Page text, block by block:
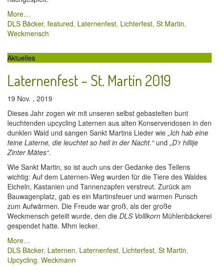
More…
DLS Bäcker, featured, Laternenfest, Lichterfest, St Martin,
Weckmensch
Aktuelles
Laternenfest – St. Martin 2019
19 Nov. , 2019
Dieses Jahr zogen wir mit unseren selbst gebastelten bunt
leuchtenden upcycling Laternen aus alten Konservendosen in den
dunklen Wald und sangen Sankt Martins Lieder wie „Ich hab eine
feine Laterne, die leuchtet so hell in der Nacht.“und „D’r hillije
Zinter Mätes“.
Wie Sankt Martin, so ist auch uns der Gedanke des Teilens
wichtig: Auf dem Laternen-Weg wurden für die Tiere des Waldes
Eicheln, Kastanien und Tannenzapfen verstreut. Zurück am
Bauwagenplatz, gab es ein Martinsfeuer und warmen Punsch
zum Aufwärmen. Die Freude war groß, als der große
Weckmensch geteilt wurde, den die DLS Volllkorn Mühlenbäckerei
gespendet hatte. Mhm lecker.
More…
DLS Bäcker, Laternen, Laternenfest, Lichterfest, St Martin,
Upcycling, Weckmann